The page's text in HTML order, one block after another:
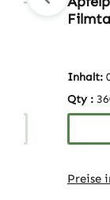
Inhalt:
Qty :
Preise